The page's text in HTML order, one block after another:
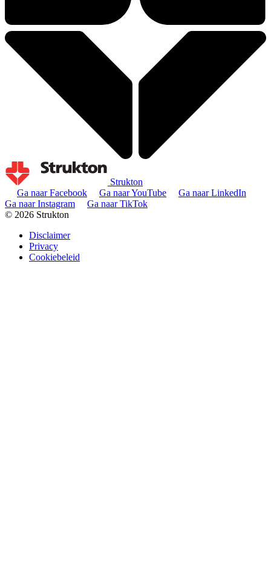
Strukton
Ga naar Facebook
Ga naar YouTube
Ga naar LinkedIn
Ga naar Instagram
Ga naar TikTok
© 2026 Strukton
Disclaimer
Privacy
Cookiebeleid